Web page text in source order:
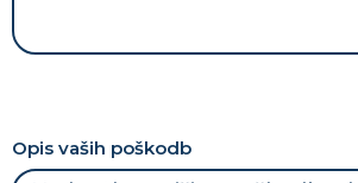
Opis vaših poškodb